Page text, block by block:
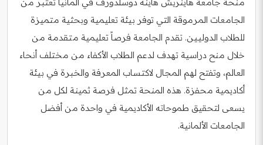
الجامعات المرموقة التي توفر بيئة تعليمية وبحثية متميزة
للطلاب الدوليين. تقدم الجامعة فرصاً تعليمية متقدمة من
خلال منح دراسية تهدف لدعم الطلاب الأكفاء من مختلف أنحاء
العالم، وتفتح لهم المجال لاكتساب المعرفة والخبرة في بيئة
أكاديمية محفزة. هذه المنحة تمثل فرصة ثمينة لكل من
يسعى لتحقيق طموحاته الأكاديمية في واحدة من أفضل
الجامعات الألمانية.